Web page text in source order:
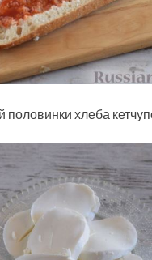
хлеба